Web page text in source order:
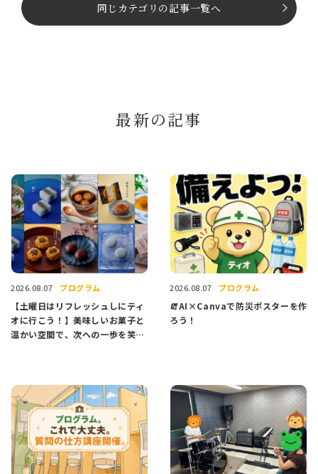
同じカテゴリの記事⼀覧へ
最新の記事
2026.08.07 プログラム
【土曜日はリフレッシュしにティ
オに行こう！】美味しいお菓子と
温かい空間で、次への一歩を笑顔
2026.08.07 プログラム
🧯AI×Canvaで防災ポスターを作
ろう！